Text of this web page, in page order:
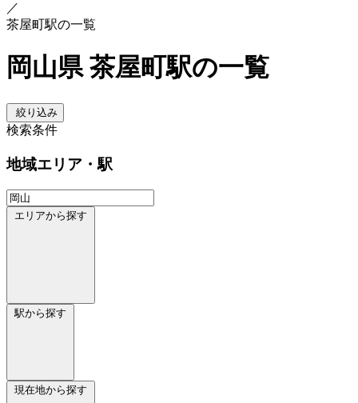
／
茶屋町駅の一覧
岡山県 茶屋町駅の一覧
絞り込み
検索条件
地域エリア・駅
エリアから探す
駅から探す
現在地から探す